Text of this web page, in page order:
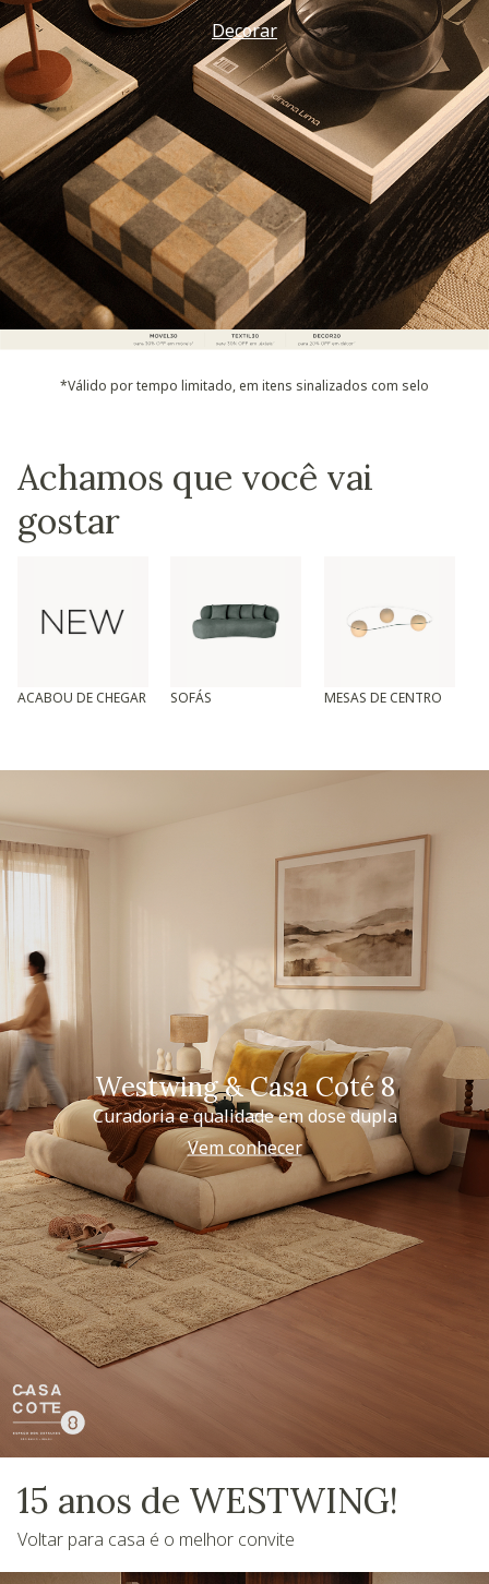
Decorar
*Válido por tempo limitado, em itens sinalizados com selo
Achamos que você vai
gostar
ACABOU DE CHEGAR SOFÁS MESAS DE CENTRO
Westwing & Casa Coté 8
Curadoria e qualidade em dose dupla
Vem conhecer
15 anos de WESTWING!
Voltar para casa é o melhor convite